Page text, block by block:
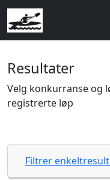
Resultater
Velg konkurranse og
registrerte løp
Filtrer